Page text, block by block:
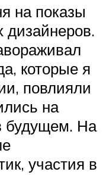
на показы
дизайнеров.
которые я
повлияли
на
будущем. На
участия в